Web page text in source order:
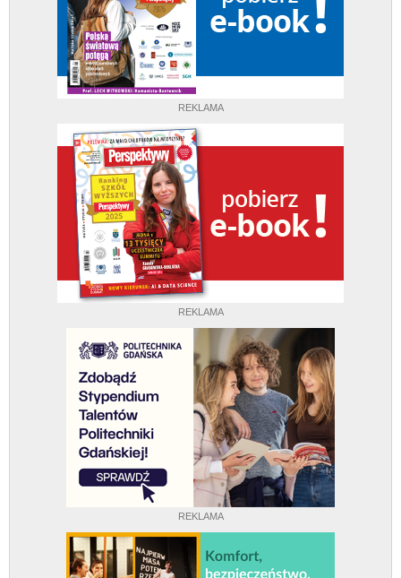
REKLAMA
REKLAMA
REKLAMA